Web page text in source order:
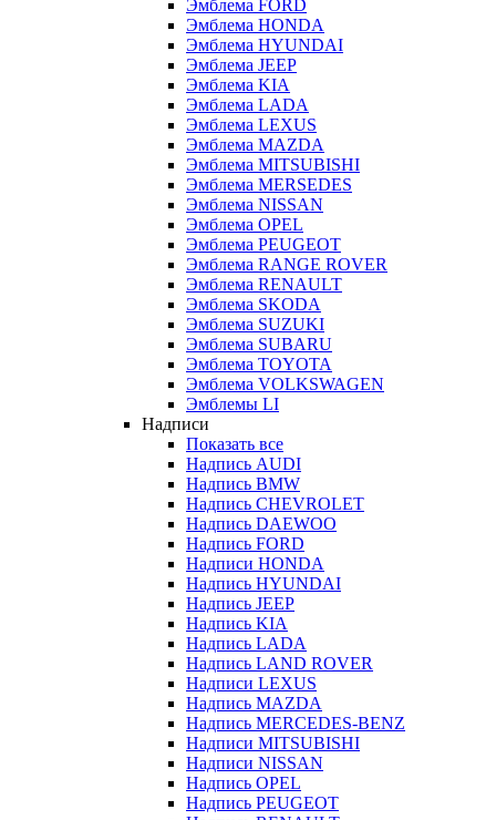
Эмблема FORD
Эмблема HONDA
Эмблема HYUNDAI
Эмблема JEEP
Эмблема KIA
Эмблема LADA
Эмблема LEXUS
Эмблема MAZDA
Эмблема MITSUBISHI
Эмблема MERSEDES
Эмблема NISSAN
Эмблема OPEL
Эмблема PEUGEOT
Эмблема RANGE ROVER
Эмблема RENAULT
Эмблема SKODA
Эмблема SUZUKI
Эмблема SUBARU
Эмблема TOYOTA
Эмблема VOLKSWAGEN
Эмблемы LI
Надписи
Показать все
Надпись AUDI
Надпись BMW
Надпись CHEVROLET
Надпись DAEWOO
Надпись FORD
Надписи HONDA
Надпись HYUNDAI
Надпись JEEP
Надпись KIA
Надпись LADA
Надпись LAND ROVER
Надписи LEXUS
Надпись MAZDA
Надпись MERCEDES-BENZ
Надписи MITSUBISHI
Надписи NISSAN
Надпись OPEL
Надпись PEUGEOT